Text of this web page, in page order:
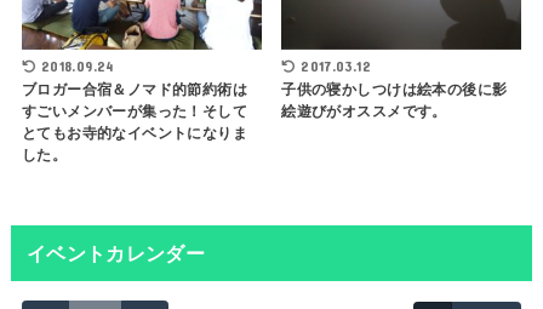
2018.09.24
ブロガー合宿＆ノマド的節約術は
すごいメンバーが集った！そして
とてもお寺的なイベントになりま
した。
2017.03.12
子供の寝かしつけは絵本の後に影
絵遊びがオススメです。
イベントカレンダー